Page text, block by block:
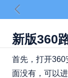
新版360
首先，打开360
面没有，可以